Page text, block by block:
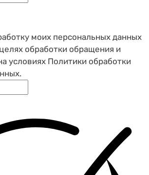
моих персональных данных
обработки обращения и
условиях Политики обработки